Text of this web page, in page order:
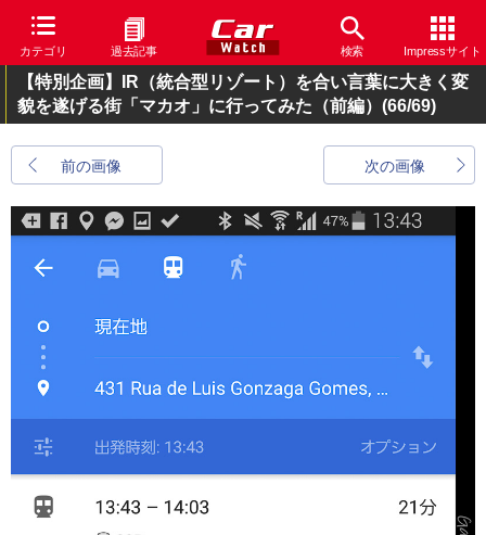
カテゴリ 過去記事 検索 Impressサイト
【特別企画】IR（統合型リゾート）を合い言葉に大きく変
貌を遂げる街「マカオ」に行ってみた（前編） (66/69)
前の画像 次の画像